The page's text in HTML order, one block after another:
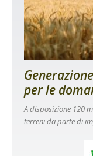
per le
A disposizione 120
terreni da parte di